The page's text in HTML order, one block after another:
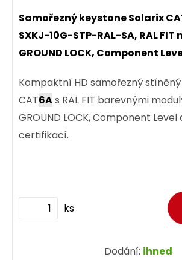
Samořezný keystone Solarix
SXKJ-10G-STP-RAL-SA, RAL
GROUND LOCK, Component
Kompaktní HD samořezný
CAT6As RAL FIT barevnými
GROUND LOCK, Component Level
certifikací.
ks
Dodání: ihned